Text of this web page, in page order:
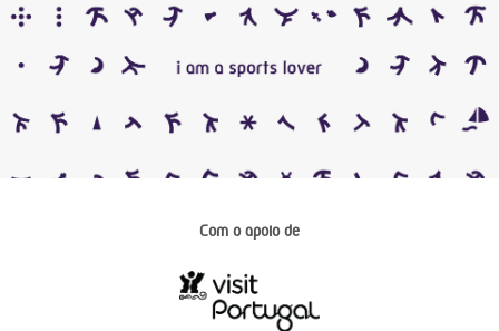
Com o apoio de